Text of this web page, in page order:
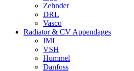
Zehnder
DRL
Vasco
Radiator & CV Appendages
IMI
VSH
Hummel
Danfoss